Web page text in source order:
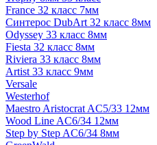
France 32 класс 7мм
Синтерос DubArt 32 класс 8мм
Odyssey 33 класс 8мм
Fiesta 32 класс 8мм
Riviera 33 класс 8мм
Artist 33 класс 9мм
Versale
Westerhof
Maestro Aristocrat AC5/33 12мм
Wood Line AC6/34 12мм
Step by Step AC6/34 8мм